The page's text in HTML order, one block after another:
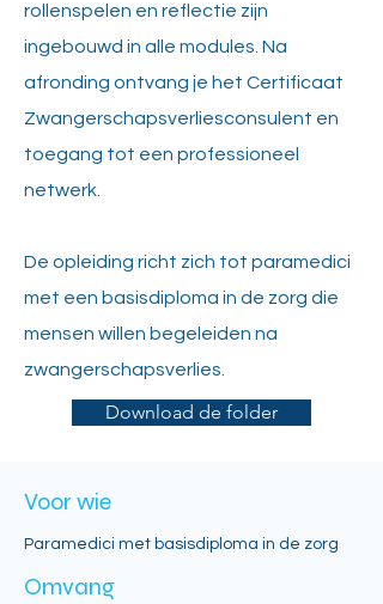
rollenspelen en reflectie zijn
ingebouwd in alle modules. Na
afronding ontvang je het Certificaat
Zwangerschapsverliesconsulent en
toegang tot een professioneel
netwerk.
De opleiding richt zich tot paramedici
met een basisdiploma in de zorg die
mensen willen begeleiden na
zwangerschapsverlies.
Download de folder
Voor wie
Paramedici met basisdiploma in de zorg
Omvang